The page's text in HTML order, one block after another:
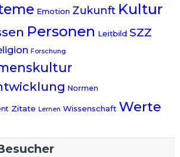
Emotion Zukunft Kultur
Personen Leitbild SZZ
Forschung
Normen
Zitate Lernen Wissenschaft Werte